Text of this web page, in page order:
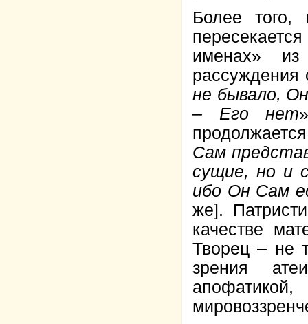
Более того,
именах» из
рассуждения
не бывало,
– Его нет
Сам
сущие, но и
ибо Он Сам
же].
качестве
Творец – не
зрения